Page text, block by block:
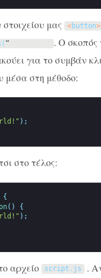
μας <button>
( “
. Ο σκοπός
για το συμβάν
μέσα στη μέθοδο:
) ;
στο τέλος:
{
( )
{
) ;
αρχείο script . js .